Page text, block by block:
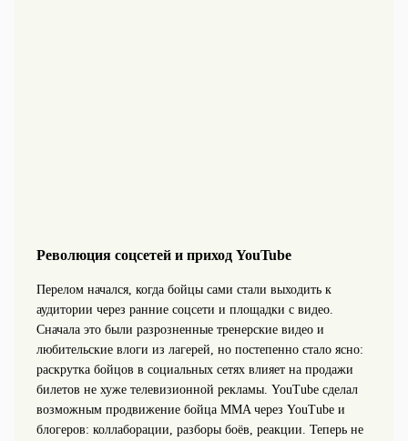
Революция соцсетей и приход YouTube
Перелом начался, когда бойцы сами стали выходить к
аудитории через ранние соцсети и площадки с видео.
Сначала это были разрозненные тренерские видео и
любительские влоги из лагерей, но постепенно стало ясно:
раскрутка бойцов в социальных сетях влияет на продажи
билетов не хуже телевизионной рекламы. YouTube сделал
возможным продвижение бойца MMA через YouTube и
блогеров: коллаборации, разборы боёв, реакции. Теперь не